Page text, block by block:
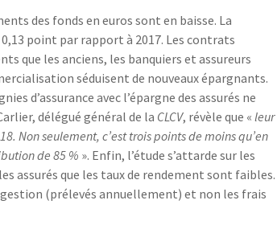
des fonds en euros sont en baisse. La
point par rapport à 2017. Les contrats
que les anciens, les banquiers et assureurs
séduisent de nouveaux épargnants.
d’assurance avec l’épargne des assurés ne
délégué général de la CLCV, révèle que « leur
Non seulement, c’est trois points de moins qu’en
de 85 % ». Enfin, l’étude s’attarde sur les
assurés que les taux de rendement sont faibles.
(prélevés annuellement) et non les frais